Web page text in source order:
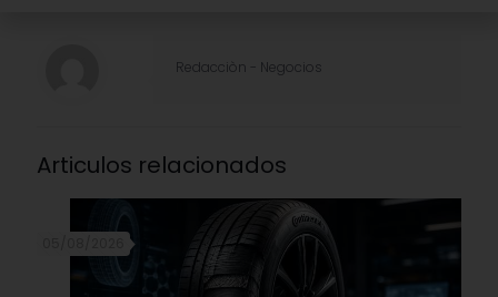
Redacciòn - Negocios
Articulos relacionados